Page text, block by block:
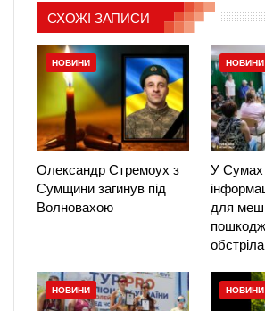
СХОЖІ ЗАПИСИ
НОВИНИ
Олександр Стремоух з
Сумщини загинув під
Волновахою
НОВИНИ
У Сумах
для
НОВИНИ НОВИНИ